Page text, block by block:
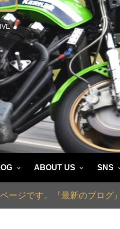
ABOUT US SNS
ージです。『最新のブログ